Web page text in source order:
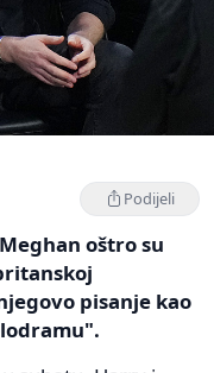
Podijeli
oštro su
pisanje kao